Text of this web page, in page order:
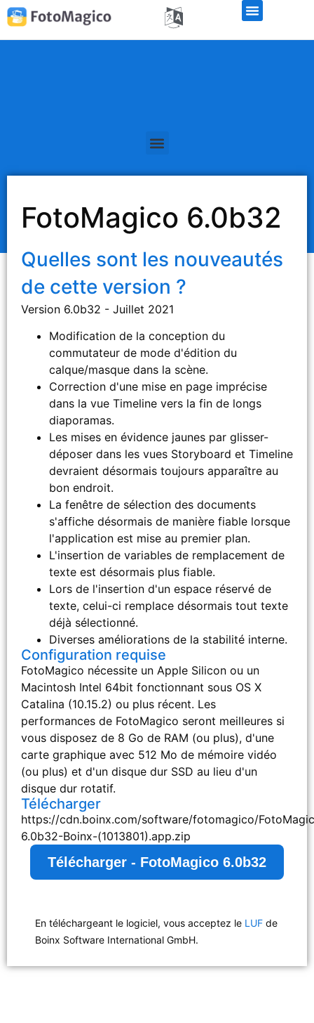
FotoMagico 6.0b32
Quelles sont les nouveautés
de cette version ?
Version 6.0b32 - Juillet 2021
Modification de la conception du
commutateur de mode d'édition du
calque/masque dans la scène.
Correction d'une mise en page imprécise
dans la vue Timeline vers la fin de longs
diaporamas.
Les mises en évidence jaunes par glisser-
déposer dans les vues Storyboard et Timeline
devraient désormais toujours apparaître au
bon endroit.
La fenêtre de sélection des documents
s'affiche désormais de manière fiable lorsque
l'application est mise au premier plan.
L'insertion de variables de remplacement de
texte est désormais plus fiable.
Lors de l'insertion d'un espace réservé de
texte, celui-ci remplace désormais tout texte
déjà sélectionné.
Diverses améliorations de la stabilité interne.
Configuration requise
FotoMagico nécessite un Apple Silicon ou un
Macintosh Intel 64bit fonctionnant sous OS X
Catalina (10.15.2) ou plus récent. Les
performances de FotoMagico seront meilleures si
vous disposez de 8 Go de RAM (ou plus), d'une
carte graphique avec 512 Mo de mémoire vidéo
(ou plus) et d'un disque dur SSD au lieu d'un
disque dur rotatif.
Télécharger
https://cdn.boinx.com/software/fotomagico/
6.0b32-Boinx-(1013801).app.zip
Télécharger - FotoMagico 6.0b32
En téléchargeant le logiciel, vous acceptez le LUF de
Boinx Software International GmbH.